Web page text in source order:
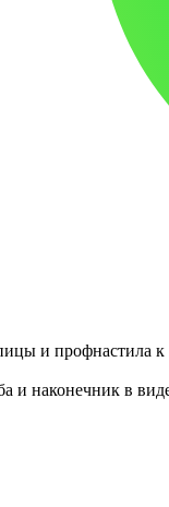
и профнастила
и наконечник в